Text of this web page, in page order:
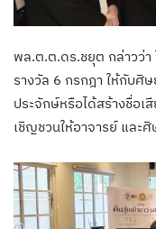
พล.ต.ต.ดร.ชยุต กล่าวว่า
รางวัล 6 กรกฎา ให้กับศิ
ประจักษ์หรือได้สร้างชื่อ
เชิญชวนให้อาจารย์ และ